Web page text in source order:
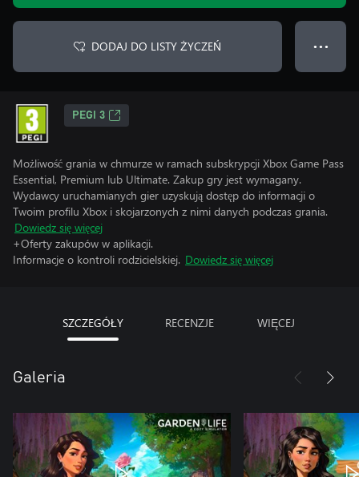
DODAJ DO LISTY ŻYCZEŃ ● ● ●
PEGI 3
Możliwość grania w chmurze w ramach subskrypcji Xbox Game Pass
Essential, Premium lub Ultimate. Zakup gry jest wymagany.
Wydawcy uruchamianych gier uzyskują dostęp do informacji o
Twoim profilu Xbox i skojarzonych z nimi danych podczas grania.
Dowiedz się więcej
+Oferty zakupów w aplikacji.
Informacje o kontroli rodzicielskiej. Dowiedz się więcej
SZCZEGÓŁY RECENZJE WIĘCEJ
Galeria